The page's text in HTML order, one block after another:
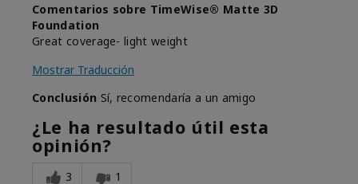
Comentarios sobre TimeWise® Matte 3D
Foundation
Great coverage- light weight
Mostrar Traducción
Conclusión Sí, recomendaría a un amigo
¿Le ha resultado útil esta
opinión?
3 1